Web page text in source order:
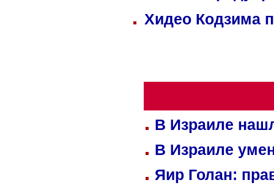
Хидео Кодзима
В Израиле
В Израиле
Яир Голан: